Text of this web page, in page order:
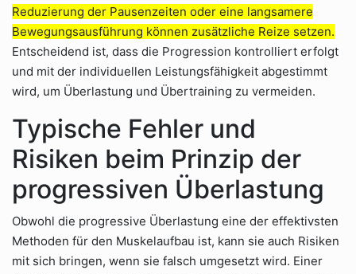
Reduzierung der Pausenzeiten oder eine langsamere
Bewegungsausführung können zusätzliche Reize setzen.
Entscheidend ist, dass die Progression kontrolliert erfolgt
und mit der individuellen Leistungsfähigkeit abgestimmt
wird, um Überlastung und Übertraining zu vermeiden.
Typische Fehler und
Risiken beim Prinzip der
progressiven Überlastung
Obwohl die progressive Überlastung eine der effektivsten
Methoden für den Muskelaufbau ist, kann sie auch Risiken
mit sich bringen, wenn sie falsch umgesetzt wird. Einer